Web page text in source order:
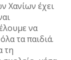
Χανίων έχει
να
τα παιδιά.
τη